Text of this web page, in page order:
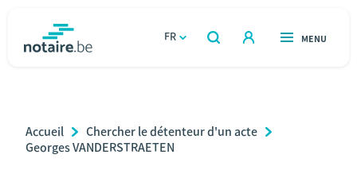
FR
OUVERT
RECHERCHER
OUVERT
MENU
Relations et vivre ensemble
Breadcrumb
Accueil
Chercher le détenteur d'un acte
Georges VANDERSTRAETEN